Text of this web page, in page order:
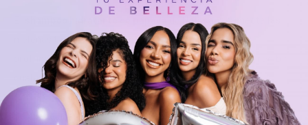
Naissanthumecta las
melenas tinturadas, evitando la horquilla, limpiando
profundamente los radicales libres y dejarla lista para recibir
cualquier tratamiento que requiera.
Se puede usar a diario y garantiza una melena acondicionada,